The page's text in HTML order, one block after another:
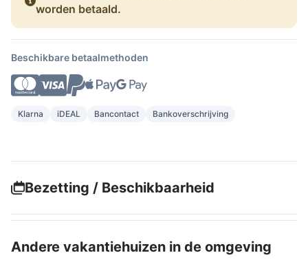
worden betaald.
Beschikbare betaalmethoden
Klarna iDEAL Bancontact Bankoverschrijving
Bezetting / Beschikbaarheid
Andere vakantiehuizen in de omgeving